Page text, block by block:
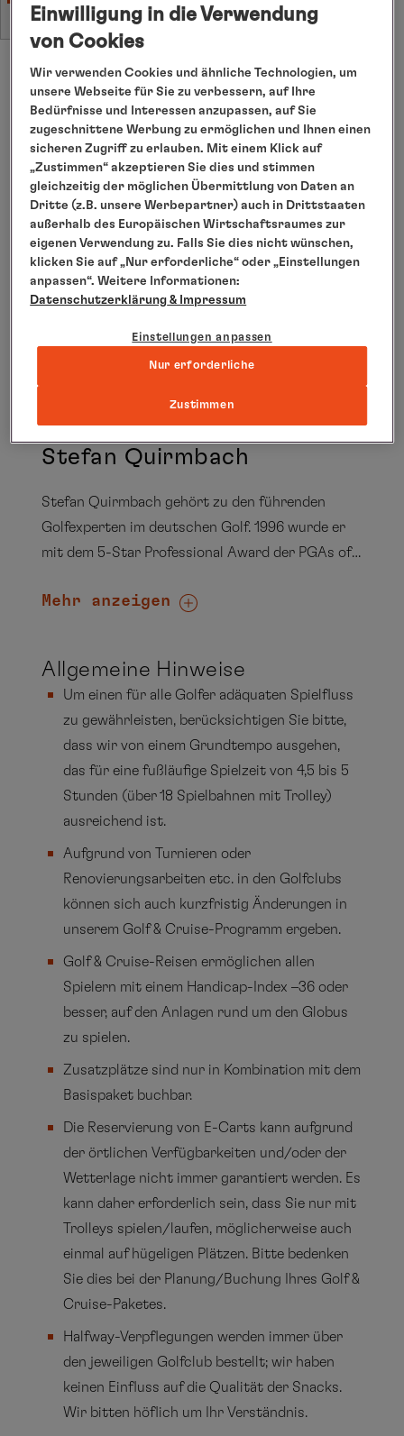
28 // Damen -36.
Stefan Quirmbach
Mehr anzeigen
Stefan Quirmbach gehört zu den führenden
Golfexperten im deutschen Golf. 1996 wurde er
mit dem 5-Star Professional Award der PGAs of
Jahre Landestrainer in Berlin-Brandenburg. Seine
Spielstärken vermittelt der langjährige Präsident
der PGA of Germany schon seit vielen Jahren an
Bord.
Allgemeine Hinweise
Um einen für alle Golfer adäquaten Spielfluss
zu gewährleisten, berücksichtigen Sie bitte,
dass wir von einem Grundtempo ausgehen,
das für eine fußläufige Spielzeit von 4,5 bis 5
Stunden (über 18 Spielbahnen mit Trolley)
ausreichend ist.
Aufgrund von Turnieren oder
Renovierungsarbeiten etc. in den Golfclubs
können sich auch kurzfristig Änderungen in
unserem Golf & Cruise-Programm ergeben.
Golf & Cruise-Reisen ermöglichen allen
Spielern mit einem Handicap-Index –36 oder
besser, auf den Anlagen rund um den Globus
zu spielen.
Zusatzplätze sind nur in Kombination mit dem
Basispaket buchbar.
Die Reservierung von E-Carts kann aufgrund
der örtlichen Verfügbarkeiten und/oder der
Wetterlage nicht immer garantiert werden. Es
kann daher erforderlich sein, dass Sie nur mit
Trolleys spielen/laufen, möglicherweise auch
einmal auf hügeligen Plätzen. Bitte bedenken
Sie dies bei der Planung/Buchung Ihres Golf &
Cruise-Paketes.
Halfway-Verpflegungen werden immer über
den jeweiligen Golfclub bestellt; wir haben
keinen Einfluss auf die Qualität der Snacks.
Wir bitten höflich um Ihr Verständnis.
Einwilligung in die Verwendung
von Cookies
Wir verwenden Cookies und ähnliche Technologien, um
unsere Webseite für Sie zu verbessern, auf Ihre
Bedürfnisse und Interessen anzupassen, auf Sie
zugeschnittene Werbung zu ermöglichen und Ihnen einen
sicheren Zugriff zu erlauben. Mit einem Klick auf
„Zustimmen“ akzeptieren Sie dies und stimmen
gleichzeitig der möglichen Übermittlung von Daten an
Dritte (z.B. unsere Werbepartner) auch in Drittstaaten
außerhalb des Europäischen Wirtschaftsraumes zur
eigenen Verwendung zu. Falls Sie dies nicht wünschen,
klicken Sie auf „Nur erforderliche“ oder „Einstellungen
anpassen“. Weitere Informationen:
Datenschutzerklärung & Impressum
Einstellungen anpassen
Nur erforderliche
Zustimmen